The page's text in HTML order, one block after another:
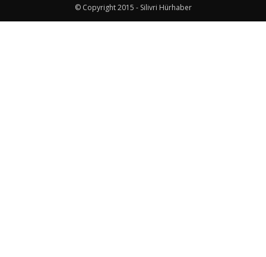
© Copyright 2015 - Silivri Hürhaber